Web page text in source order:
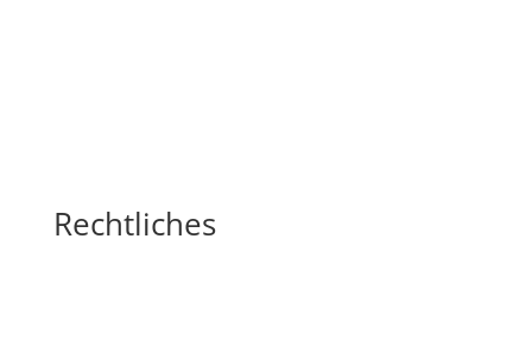
Rechtliches